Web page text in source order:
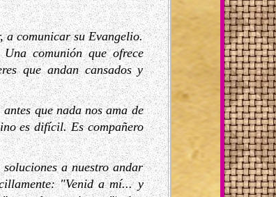
a comunicar su Evangelio.
comunión que ofrece
que andan cansados y
que nada nos ama de
es difícil. Es compañero
a nuestro andar
"Venid a mí... y